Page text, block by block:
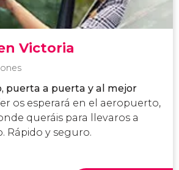
Victoria
puerta a puerta y al mejor
os esperará en el aeropuerto,
queráis para llevaros a
Rápido y seguro.